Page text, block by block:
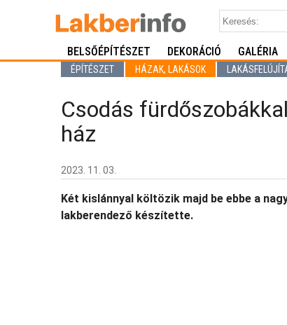
BELSŐÉPÍTÉSZET DEKORÁCIÓ GALÉRIA
ÉPÍTÉSZET HÁZAK, LAKÁSOK
Csodás
ház
2023. 11. 03.
Két kislánnyal költözik majd be ebbe a
lakberendező készítette.